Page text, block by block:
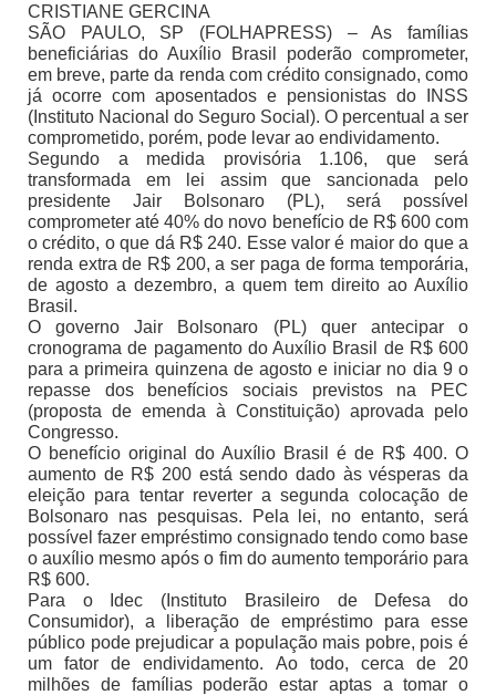
CRISTIANE GERCINA
SÃO PAULO, SP (FOLHAPRESS) – As famílias
beneficiárias do Auxílio Brasil poderão comprometer,
em breve, parte da renda com crédito consignado, como
já ocorre com aposentados e pensionistas do INSS
(Instituto Nacional do Seguro Social). O percentual a ser
comprometido, porém, pode levar ao endividamento.
Segundo a medida provisória 1.106, que será
transformada em lei assim que sancionada pelo
presidente Jair Bolsonaro (PL), será possível
comprometer até 40% do novo benefício de R$ 600 com
o crédito, o que dá R$ 240. Esse valor é maior do que a
renda extra de R$ 200, a ser paga de forma temporária,
de agosto a dezembro, a quem tem direito ao Auxílio
Brasil.
O governo Jair Bolsonaro (PL) quer antecipar o
cronograma de pagamento do Auxílio Brasil de R$ 600
para a primeira quinzena de agosto e iniciar no dia 9 o
repasse dos benefícios sociais previstos na PEC
(proposta de emenda à Constituição) aprovada pelo
Congresso.
O benefício original do Auxílio Brasil é de R$ 400. O
aumento de R$ 200 está sendo dado às vésperas da
eleição para tentar reverter a segunda colocação de
Bolsonaro nas pesquisas. Pela lei, no entanto, será
possível fazer empréstimo consignado tendo como base
o auxílio mesmo após o fim do aumento temporário para
R$ 600.
Para o Idec (Instituto Brasileiro de Defesa do
Consumidor), a liberação de empréstimo para esse
público pode prejudicar a população mais pobre, pois é
um fator de endividamento. Ao todo, cerca de 20
milhões de famílias poderão estar aptas a tomar o